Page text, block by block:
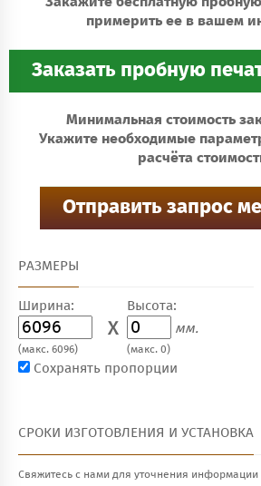
примерить ее в вашем
Минимальная стоимость
Укажите необходимые
расчёта
РАЗМЕРЫ
Ширина:
X
(макс. 6096)
Высота:
мм.
(макс. 0)
Сохранять пропорции
СРОКИ ИЗГОТОВЛЕНИЯ И УСТАНОВКА
Свяжитесь с нами для уточнения информации